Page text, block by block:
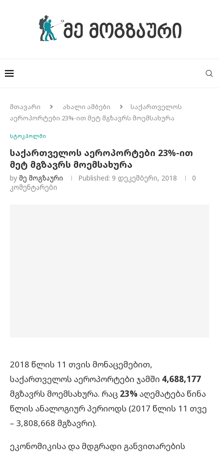
მთავარი ახალი ამბები
საქართველოს
აეროპორტები 23%-ით მეტ მგზავრს მოემსახურა
სტოკჰოლმი
საქართველოს აეროპორტები 23%-ით
მეტ მგზავრს მოემსახურა
by Მე Მოგზაური Published: 9 დეკემბერი, 2018
0
კომენტარები
2018 წლის 11 თვის მონაცემებით,
საქართველოს აეროპორტები ჯამში 4,688,177
მგზავრს მოემსახურა. რაც 23% აღემატება წინა
წლის ანალოგიურ პერიოდს (2017 წლის 11 თვე
– 3,808,668 მგზავრი).
ეკონომიკისა და მდგრადი განვითარების